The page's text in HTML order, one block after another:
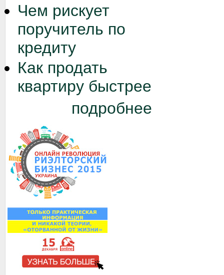
Чем рискует
поручитель по
кредиту
Как продать
квартиру быстрее
подробнее